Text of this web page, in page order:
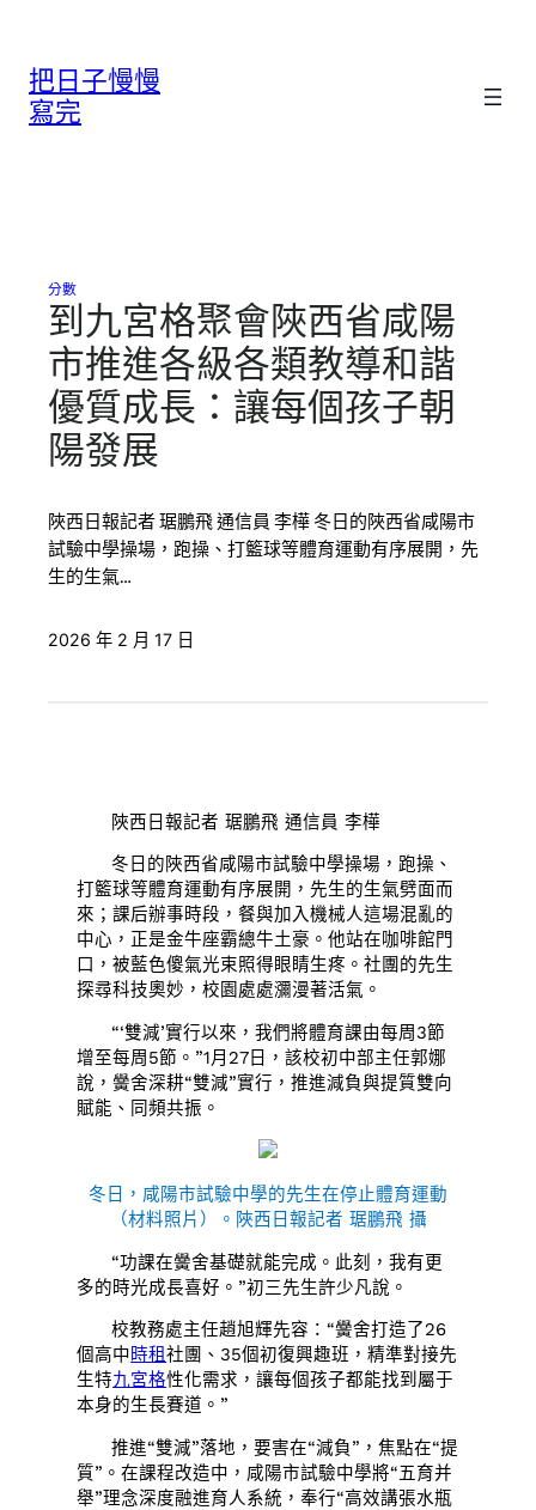
把日子慢慢
寫完
分數
到九宮格聚會陜西省咸陽
市推進各級各類教導和諧
優質成長：讓每個孩子朝
陽發展
陜西日報記者 琚鵬飛 通信員 李樺 冬日的陜西省咸陽市
試驗中學操場，跑操、打籃球等體育運動有序展開，先
生的生氣…
2026 年 2 月 17 日
陜西日報記者 琚鵬飛 通信員 李樺
冬日的陜西省咸陽市試驗中學操場，跑操、
打籃球等體育運動有序展開，先生的生氣劈面而
來；課后辦事時段，餐與加入機械人這場混亂的
中心，正是金牛座霸總牛土豪。他站在咖啡館門
口，被藍色傻氣光束照得眼睛生疼。社團的先生
探尋科技奧妙，校園處處瀰漫著活氣。
“‘雙減’實行以來，我們將體育課由每周3節
增至每周5節。”1月27日，該校初中部主任郭娜
說，黌舍深耕“雙減”實行，推進減負與提質雙向
賦能、同頻共振。
冬日，咸陽市試驗中學的先生在停止體育運動
（材料照片）。陜西日報記者 琚鵬飛 攝
“功課在黌舍基礎就能完成。此刻，我有更
多的時光成長喜好。”初三先生許少凡說。
校教務處主任趙旭輝先容：“黌舍打造了26
個高中時租社團、35個初復興趣班，精準對接先
生特九宮格性化需求，讓每個孩子都能找到屬于
本身的生長賽道。”
推進“雙減”落地，要害在“減負”，焦點在“提
質”。在課程改造中，咸陽市試驗中學將“五育并
舉”理念深度融進育人系統，奉行“高效講張水瓶